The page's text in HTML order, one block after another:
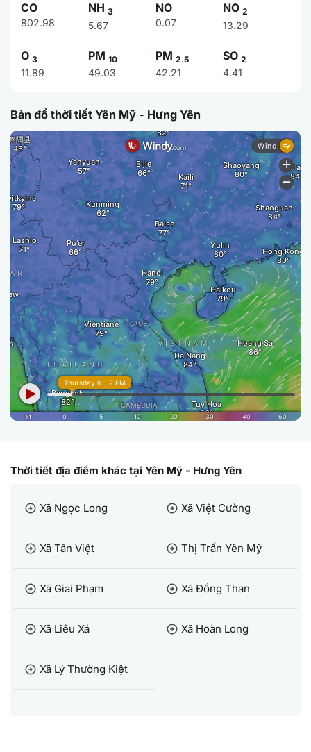
CO
802.98
NH 3
5.67
NO
0.07
NO 2
13.29
O 3
11.89
PM 10
49.03
PM 2.5
42.21
SO 2
4.41
Bản đồ thời tiết Yên Mỹ - Hưng Yên
Thời tiết địa điểm khác tại Yên Mỹ - Hưng Yên
arrow_circle_right Xã Ngọc Long arrow_circle_right Xã Việt Cường
arrow_circle_right Xã Tân Việt arrow_circle_right Thị Trấn Yên Mỹ
arrow_circle_right Xã Giai Phạm arrow_circle_right Xã Đồng Than
arrow_circle_right Xã Liêu Xá arrow_circle_right Xã Hoàn Long
arrow_circle_right Xã Lý Thường Kiệt